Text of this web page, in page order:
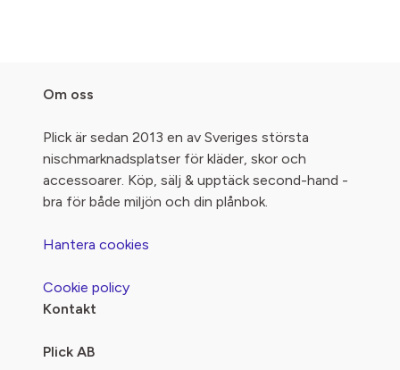
Om oss
Plick är sedan 2013 en av Sveriges största
nischmarknadsplatser för kläder, skor och
accessoarer. Köp, sälj & upptäck second-hand -
bra för både miljön och din plånbok.
Hantera cookies
Cookie policy
Kontakt
Plick AB